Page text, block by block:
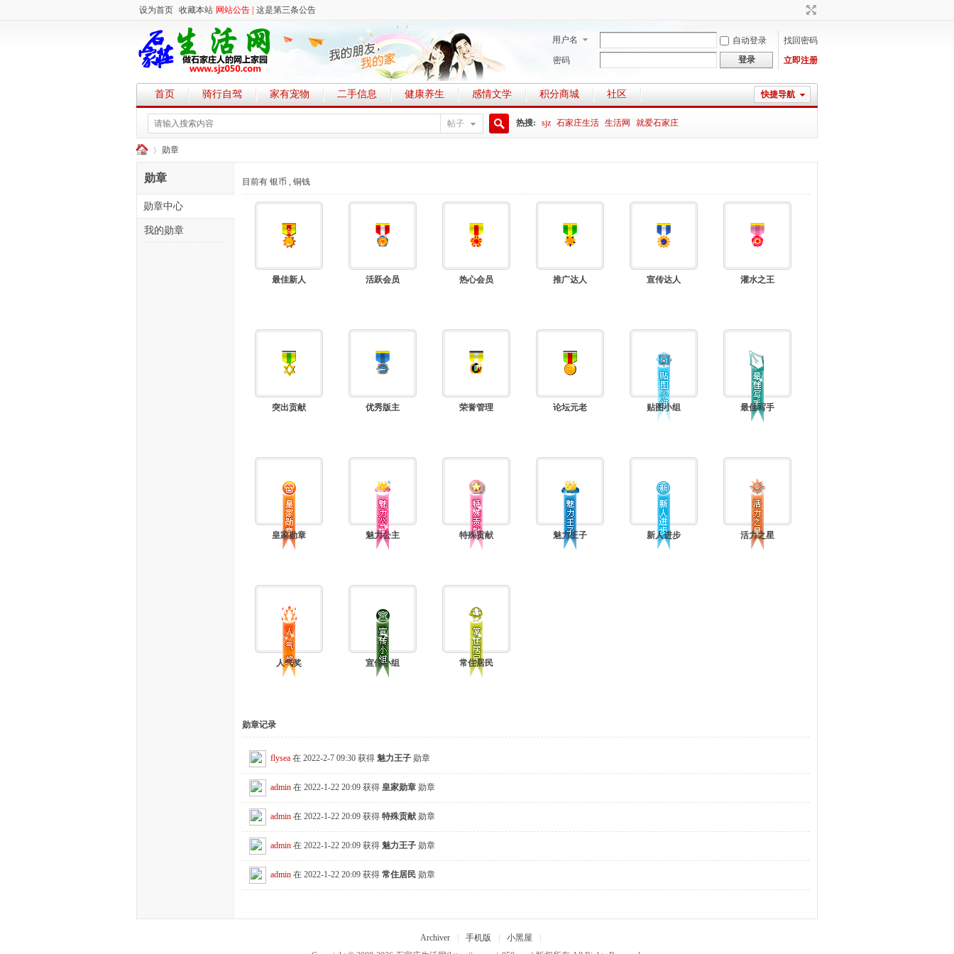
设为首页 收藏本站 网站公告 | 这是第三条公告
用户名 自动登录
找回密码
密码
登录 立即注册
快捷导航
首页 骑行自驾 家有宠物 二手信息 健康养生 感情文学 积分商城 社区
帖子
索
热搜: sjz 石家庄生活 生活网 就爱石家庄
石
网-
›
勋章
目前有 银币 , 铜钱
最佳新人 活跃会员 热心会员 推广达人 宣传达人 灌水之王
突出贡献 优秀版主 荣誉管理 论坛元老 贴图小组 最佳写手
皇家勋章 魅力公主 特殊贡献 魅力王子 新人进步 活力之星
人气奖 宣传小组 常住居民
勋章记录
flysea 在 2022-2-7 09:30 获得 魅力王子 勋章
admin 在 2022-1-22 20:09 获得 皇家勋章 勋章
admin 在 2022-1-22 20:09 获得 特殊贡献 勋章
admin 在 2022-1-22 20:09 获得 魅力王子 勋章
admin 在 2022-1-22 20:09 获得 常住居民 勋章
勋章
勋章中心
我的勋章
Archiver 手机版 小黑屋